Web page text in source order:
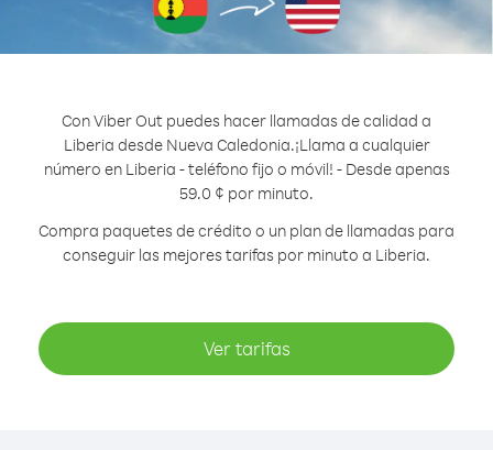
Con Viber Out puedes hacer llamadas de calidad a
Liberia desde Nueva Caledonia.¡Llama a cualquier
número en Liberia - teléfono fijo o móvil! - Desde apenas
59.0 ¢ por minuto.
Compra paquetes de crédito o un plan de llamadas para
conseguir las mejores tarifas por minuto a Liberia.
Ver tarifas